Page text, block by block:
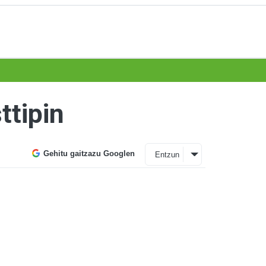
Gehitu gaitzazu Googlen Entzun